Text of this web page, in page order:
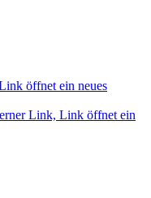
öffnet ein neues
Link, Link öffnet ein